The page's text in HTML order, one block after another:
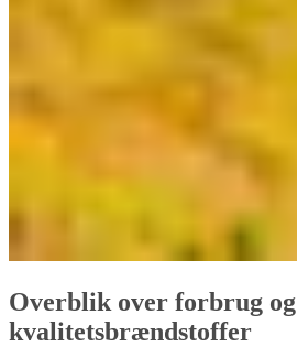
Overblik over forbrug og
kvalitetsbrændstoffer